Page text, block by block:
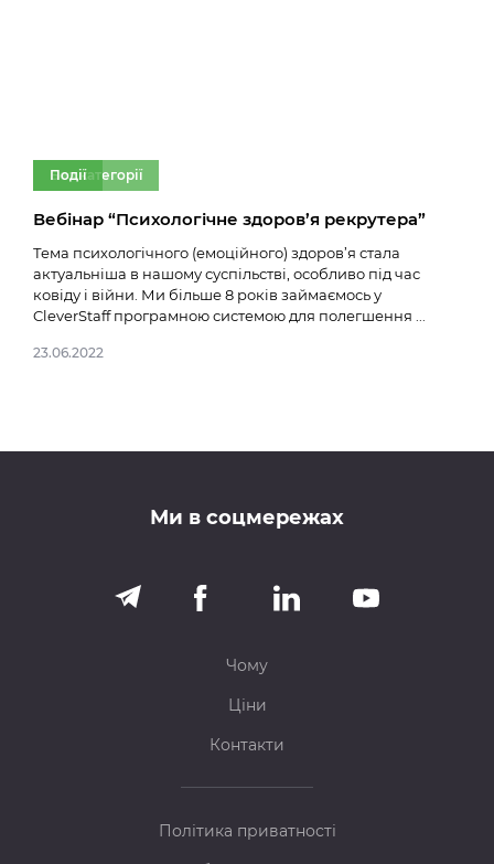
Без категорії
Події
Вебінар “Психологічне здоров’я рекрутера”
Тема психологічного (емоційного) здоров’я стала
актуальніша в нашому суспільстві, особливо під час
ковіду і війни. Ми більше 8 років займаємось у
CleverStaff програмною системою для полегшення ...
23.06.2022
Ми в соцмережах
Чому
Ціни
Контакти
Політика приватності